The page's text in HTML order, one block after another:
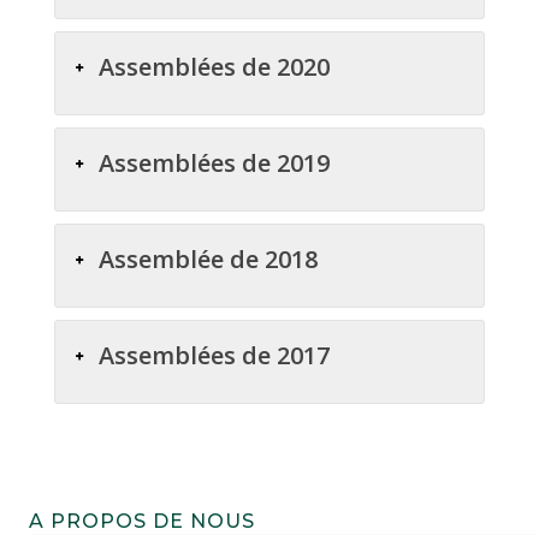
Assemblées de 2020
Assemblées de 2019
Assemblée de 2018
Assemblées de 2017
A PROPOS DE NOUS